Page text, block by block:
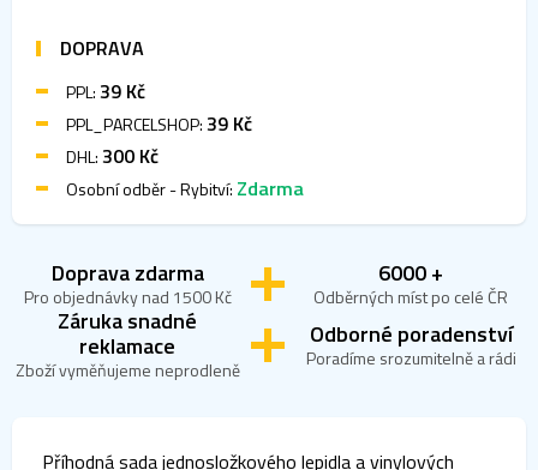
DOPRAVA
PPL:39 Kč
PPL_PARCELSHOP:39 Kč
DHL:300 Kč
Osobní odběr - Rybitví: Zdarma
Doprava zdarma
Pro objednávky nad 1500 Kč
6000 +
Odběrných míst po celé ČR
Záruka snadné
reklamace
Zboží vyměňujeme neprodleně
Odborné poradenství
Poradíme srozumitelně a rádi
Příhodná sada jednosložkového lepidla a vinylových